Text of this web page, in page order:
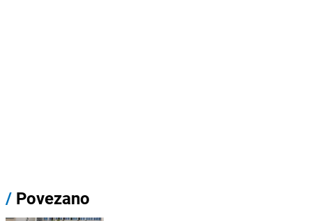
/ Povezano